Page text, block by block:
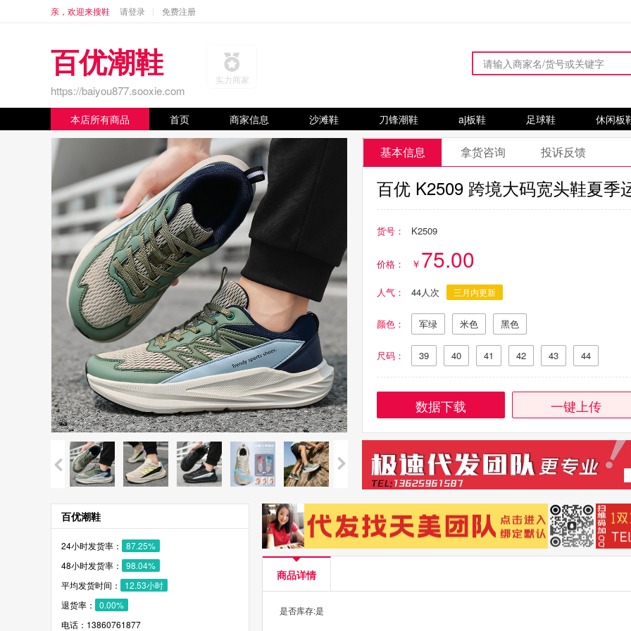
亲，欢迎来搜鞋 请登录 免费注册
百优潮鞋
https://baiyou877.sooxie.com
实力商家
本店所有商品 首页 商家信息 沙滩鞋 刀锋潮鞋 aj板鞋 足球鞋 休闲板
基本信息 拿货咨询 投诉反馈
百优 K2509 跨境大码宽头鞋夏季
货号： K2509
价格： 75.00
人气： 44人次 三月内更新
颜色： 军绿 米色 黑色
尺码： 39 40 41 42 43 44
数据下载 一键上传
百优潮鞋
24小时发货率：
87.25%
48小时发货率：
98.04%
平均发货时间：
12.53小时
退货率：
0.00%
电话：13860761877
商品详情
是否库存:是